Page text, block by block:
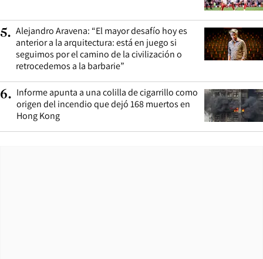
5. Alejandro Aravena: “El mayor desafío hoy es
anterior a la arquitectura: está en juego si
seguimos por el camino de la civilización o
retrocedemos a la barbarie”
6. Informe apunta a una colilla de cigarrillo como
origen del incendio que dejó 168 muertos en
Hong Kong